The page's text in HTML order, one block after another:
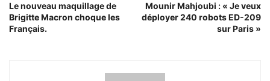
Le nouveau maquillage de
Brigitte Macron choque les
Français.
Mounir Mahjoubi : « Je veux
déployer 240 robots ED-209
sur Paris »